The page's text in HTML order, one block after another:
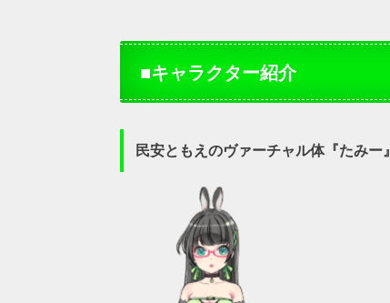
■キャラクター紹介
民安ともえのヴァーチャル体『たみー』